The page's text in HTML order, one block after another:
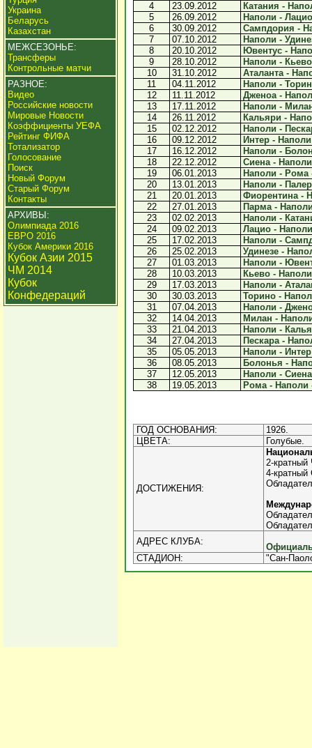
Украина
Беларусь
Казахстан
МЕЖСЕЗОНЬЕ:
Трансферы
Контрольные матчи
РАЗНОЕ:
Видео
Российские новости
Мировые Новости
Коэффициенты УЕФА
Рейтинг ФИФА
Тотализатор
Голосование
Поиск
Новый Форум
Старый Форум
Контакты
АРХИВЫ:
Олимпиада 2016
ЕВРО 2016
Кубок Америки 2016
Кубок Азии 2015
ЧМ 2014
Кубок
Конфедераций
4
23.09.2012
Катания -
5
26.09.2012
Наполи -
6
30.09.2012
Сампдория -
7
07.10.2012
Наполи -
8
20.10.2012
Ювентус -
9
28.10.2012
Наполи -
10
31.10.2012
Аталанта -
11
04.11.2012
Наполи -
12
11.11.2012
Дженоа -
13
17.11.2012
Наполи -
14
26.11.2012
Кальяри -
15
02.12.2012
Наполи -
16
09.12.2012
Интер -
17
16.12.2012
Наполи -
18
22.12.2012
Сиена -
19
06.01.2013
Наполи - Рома
20
13.01.2013
Наполи -
21
20.01.2013
Фиорентина -
22
27.01.2013
Парма -
23
02.02.2013
Наполи -
24
09.02.2013
Лацио -
25
17.02.2013
Наполи -
26
25.02.2013
Удинезе -
27
01.03.2013
Наполи -
28
10.03.2013
Кьево -
29
17.03.2013
Наполи -
30
30.03.2013
Торино -
31
07.04.2013
Наполи -
32
14.04.2013
Милан -
33
21.04.2013
Наполи -
34
27.04.2013
Пескара -
35
05.05.2013
Наполи -
36
08.05.2013
Болонья -
37
12.05.2013
Наполи -
38
19.05.2013 Рома - Наполи
ГОД ОСНОВАНИЯ:
1926.
ЦВЕТА:
Голубые.
ДОСТИЖЕНИЯ:
2-
4-кратный
АДРЕС КЛУБА:
СТАДИОН:
"Сан-